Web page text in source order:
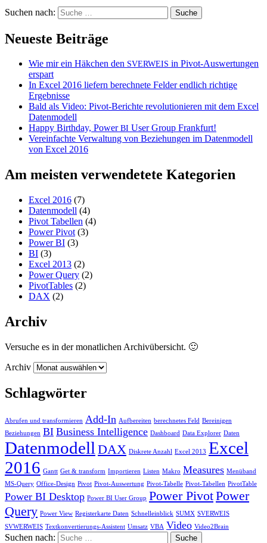
Suchen nach:
Neueste Beiträge
Wie mir ein Häkchen den SVERWEIS in Pivot-Auswertungen
erspart
In Excel 2016 liefern berechnete Felder endlich richtige
Ergebnisse
Bald als Video: Pivot-Berichte revolutionieren mit dem Excel
Datenmodell
Happy Birthday, PowerBI User Group Frankfurt!
Vereinfachte Verwaltung von Beziehungen im Datenmodell
von Excel 2016
Am meisten verwendetete Kategorien
Excel 2016 (7)
Datenmodell (4)
Pivot Tabellen (4)
Power Pivot (3)
Power BI (3)
BI (3)
Excel 2013 (2)
Power Query (2)
PivotTables (2)
DAX (2)
Archiv
Versuche es in der monatlichen Archivübersicht. 🙂
Archiv
Schlagwörter
Abrufen und transformieren Add-In Aufbereiten berechnetes Feld Bereinigen
Beziehungen BI Business Intelligence Dashboard Data Explorer Daten
Datenmodell DAX Diskrete Anzahl Excel 2013 Excel
2016 Gantt Get & transform Importieren Listen Makro Measures Menüband
MS-Query Office-Design Pivot Pivot-Auswertung Pivot-Tabelle Pivot-Tabellen PivotTable
Power BI Desktop Power BI User Group Power PivotPower
Query Power View Registerkarte Daten Schnelleinblick SUMX SVERWEIS
SVWERWEIS Textkonvertierungs-Assistent Umsatz VBA Video Video2Brain
Suchen nach: